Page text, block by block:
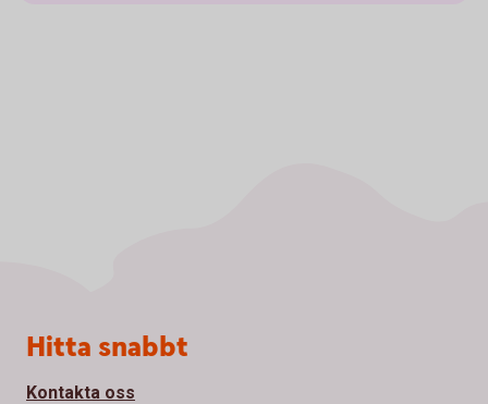
Sidfot
Hitta snabbt
Kontakta oss